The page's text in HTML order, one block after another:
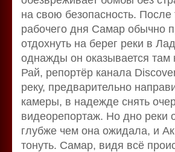
на свою безопасность. После
рабочего дня Самар обычно
отдохнуть на берег реки в
однажды он оказывается там
Рай, репортёр канала
реку, предварительно
камеры, в надежде снять
видеорепортаж. Но дно реки
глубже чем она ожидала, и
тонуть. Самар, видя всё